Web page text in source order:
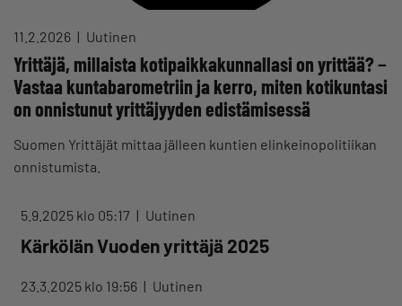
11.2.2026 Uutinen
Yrittäjä, millaista kotipaikkakunnallasi on yrittää? −
Vastaa kuntabarometriin ja kerro, miten kotikuntasi
on onnistunut yrittäjyyden edistämisessä
Suomen Yrittäjät mittaa jälleen kuntien elinkeinopolitiikan
onnistumista.
5.9.2025 klo 05:17 Uutinen
Kärkölän Vuoden yrittäjä 2025
23.3.2025 klo 19:56 Uutinen